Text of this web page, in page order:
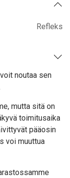
Refleks
noutaa sen
mutta sitä on
toimitusaika
pääosin
voi muuttua